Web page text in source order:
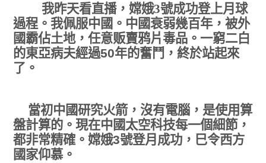
我昨天看直播，嫦娥3號成功登上月球
過程。我佩服中國。中國衰弱幾百年，被外
國霸佔土地，任意贩賣鸦片毒品。一窮二白
的東亞病夫經過50年的奮鬥，終於站起來
了。
當初中國研究火箭，沒有電腦，是使用算
盤計算的。現在中國太空科技每一個細節，
都非常精確。嫦娥3號登月成功，巳令西方
國家仰慕。